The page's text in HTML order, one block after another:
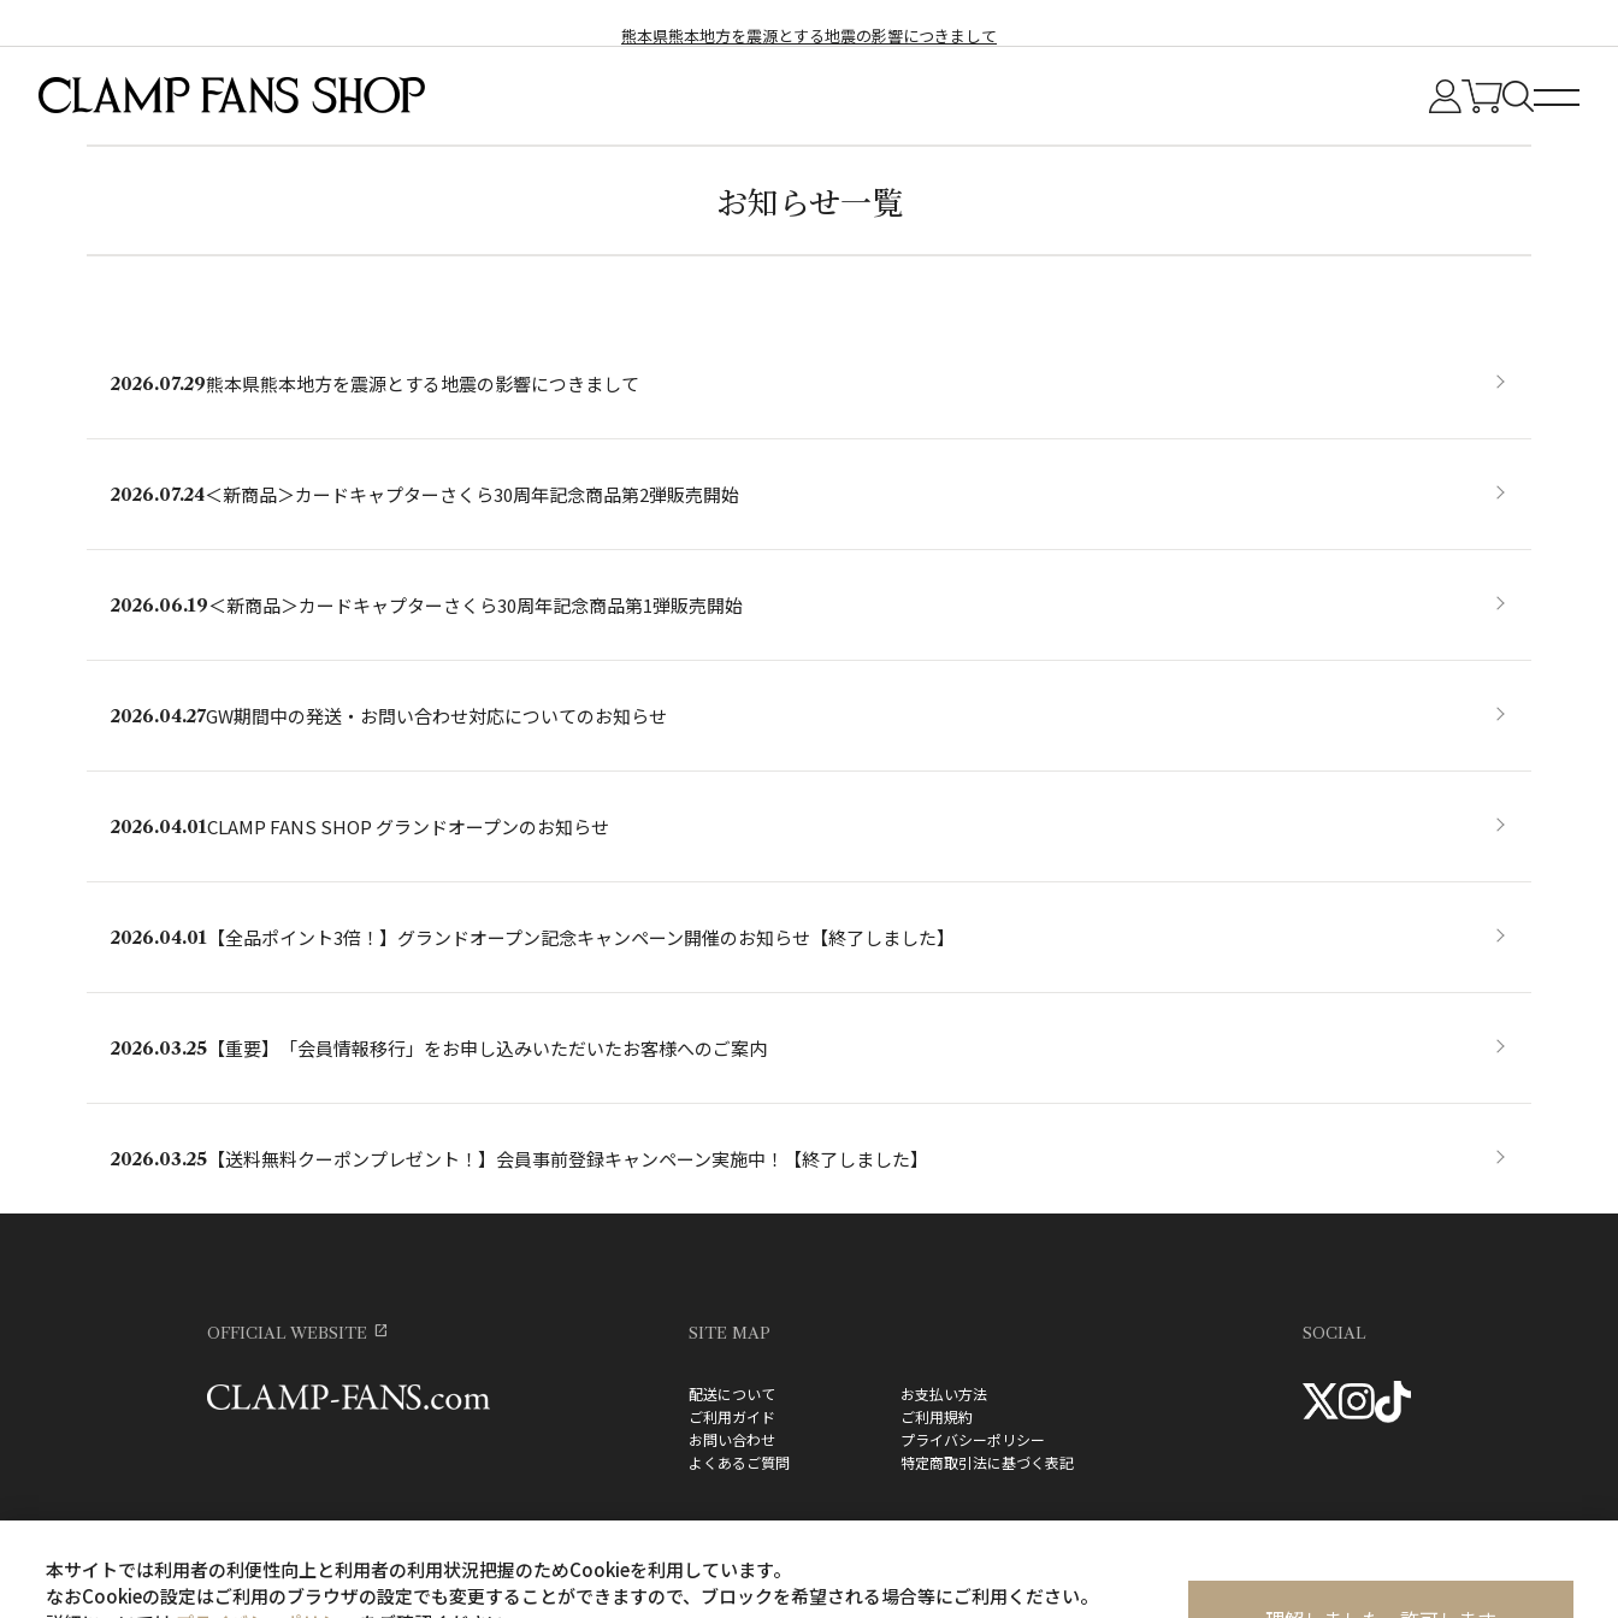
熊本県熊本地方を震源とする地震の影響につきまして
お知らせ一覧
2026.07.29熊本県熊本地方を震源とする地震の影響につきまして
2026.07.24＜新商品＞カードキャプターさくら30周年記念商品第2弾販売開始
2026.06.19＜新商品＞カードキャプターさくら30周年記念商品第1弾販売開始
2026.04.27GW期間中の発送・お問い合わせ対応についてのお知らせ
2026.04.01CLAMP FANS SHOP グランドオープンのお知らせ
2026.04.01 【全品ポイント3倍！】グランドオープン記念キャンペーン開催のお知らせ【終了しました】
2026.03.25 【重要】「会員情報移行」をお申し込みいただいたお客様へのご案内
2026.03.25 【送料無料クーポンプレゼント！】会員事前登録キャンペーン実施中！【終了しました】
OFFICIAL WEBSITE SITE MAP
配送について
お支払い方法
ご利用ガイド
ご利用規約
お問い合わせ
プライバシーポリシー
よくあるご質問
特定商取引法に基づく表記
SOCIAL
本サイトでは利用者の利便性向上と利用者の利用状況把握のためCookieを利用しています。
なおCookieの設定はご利用のブラウザの設定でも変更することができますので、ブロックを希望される場合等にご利用ください。